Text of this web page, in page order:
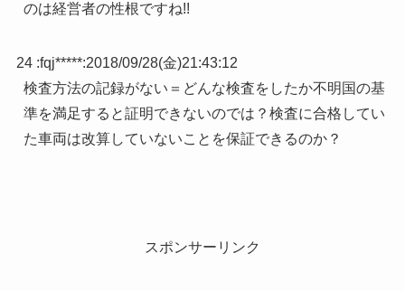
のは経営者の性根ですね!!
24 :fqj*****:2018/09/28(金)21:43:12
検査方法の記録がない＝どんな検査をしたか不明国の基
準を満足すると証明できないのでは？検査に合格してい
た車両は改算していないことを保証できるのか？
スポンサーリンク